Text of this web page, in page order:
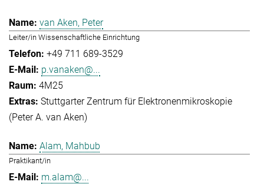
van Aken, Peter
Leiter/in Wissenschaftliche Einrichtung
+49 711 689-3529
p.vanaken@...
4M25
Stuttgarter Zentrum für Elektronenmikroskopie
(Peter A. van Aken)
Alam, Mahbub
Praktikant/in
m.alam@...